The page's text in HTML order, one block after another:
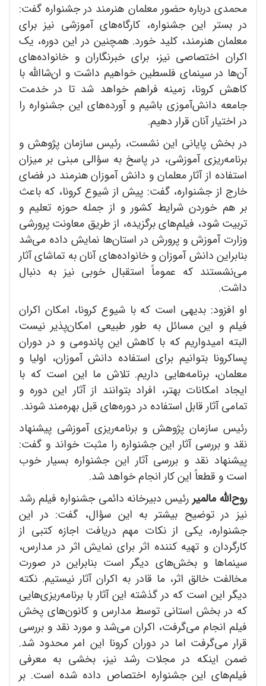
محمدی درباره حضور معلمان هنرمند در جشنواره گفت:
در بستر این جشنواره، کارگاه‌های آموزشی نیز برای
معلمان هنرمند، کلید خورد. همچنین در این دوره، یک
اکران اختصاصی نیز، برای خبرنگاران و خانواده‌های
آن‌ها در سینمای فلسطین خواهیم داشت و ان‌شاالله با
کاهش کرونا، زمینه فراهم خواهد شد تا در خدمت
جامعه دانش‌آموزی باشیم و آورده‌های این جشنواره را
در اختیار آنان قرار دهیم.
در بخش پایانی این نشست، رئیس سازمان پژوهش و
برنامه‌ریزی آموزشی، در پاسخ به سؤالی مبنی بر میزان
استفاده از آثار معلمان و دانش آموزان هنرمند در فضای
خارج از جشنواره، گفت: پیش از شیوع کرونا، که باعث
بر هم خوردن شرایط کشور و از جمله حوزه تعلیم و
تربیت شود، فیلم‌های برگزیده، از طریق معاونت پرورشی
وزارت آموزش و پرورش در استان‌ها نمایش داده می‌‌شد
بنابراین دانش آموزان و خانواده‌های آنان به تماشای آثار
می‌نشستند که عموماً استقبال خوبی نیز به دنبال
داشت.
او افزود: بدیهی است که با شیوع کرونا، امکان اکران
فیلم و این مسائل به طور طبیعی امکان‌پذیر نیست
البته امیدواریم که با کاهش این پاندومی و در دوران
پساکرونا بتوانیم برای استفاده دانش آموزان، اولیا و
معلمان، برنامه‌هایی داریم. تلاش ما این است که با
ایجاد امکانات بهتر، افراد بتوانند از آثار این دوره و
تمامی آثار قابل استفاده در دوره‌های قبل بهره‌مند شوند.
رئیس سازمان پژوهش و برنامه‌ریزی آموزشی پیشنهاد
نقد و بررسی آثار این جشنواره را مثبت خواند و گفت:
پیشنهاد نقد و بررسی آثار این جشنواره بسیار خوب
است و قطعاً این کار انجام خواهد شد.
روح‌الله مالمیررئیس دبیرخانه دائمی جشنواره فیلم رشد
نیز در توضیح بیشتر به این سؤال، گفت: در این
جشنواره، یکی از نکات مهم دریافت اجازه کتبی از
کارگردان و تهیه کننده اثر برای نمایش اثر در مدارس،
سینماها و بخش‌های دیگر است بنابراین در صورت
مخالفت خالق اثر، ما قادر به اکران آثار نیستیم. نکته
دیگر این است که در گذشته این آثار با برنامه‌ریزی‌هایی
که در بخش استانی توسط مدارس و کانون‌های پخش
فیلم انجام می‌گرفت، اکران می‌شد و مورد نقد و بررسی
قرار می‌گرفت اما در دوران کرونا این امر محدود شد.
ضمن اینکه در مجلات رشد نیز، بخشی به معرفی
فیلم‌های این جشنواره اختصاص داده شده است. بر